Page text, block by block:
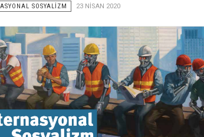
SOSYALİZM 23 NISAN 2020